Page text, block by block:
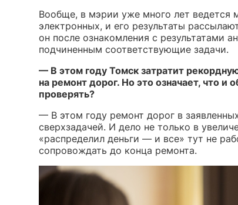
Вообще, в мэрии уже много лет ведется
электронных, и его результаты
он после ознакомления с результатами
подчиненным соответствующие задачи.
— В этом году Томск затратит
на ремонт дорог. Но это означает, что и
проверять?
— В этом году ремонт дорог в
сверхзадачей. И дело не только в
«распределил деньги — и все» тут не
сопровождать до конца ремонта.